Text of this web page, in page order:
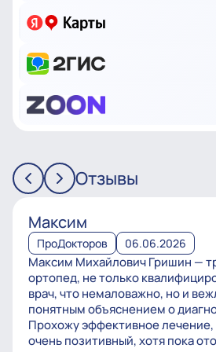
Отзывы
Максим
ПроДокторов 06.06.2026
Максим Михайлович Гришин —
ортопед, не только
врач, что немаловажно, но и
понятным объяснением о
Прохожу эффективное лечение,
очень позитивный, хотя пока